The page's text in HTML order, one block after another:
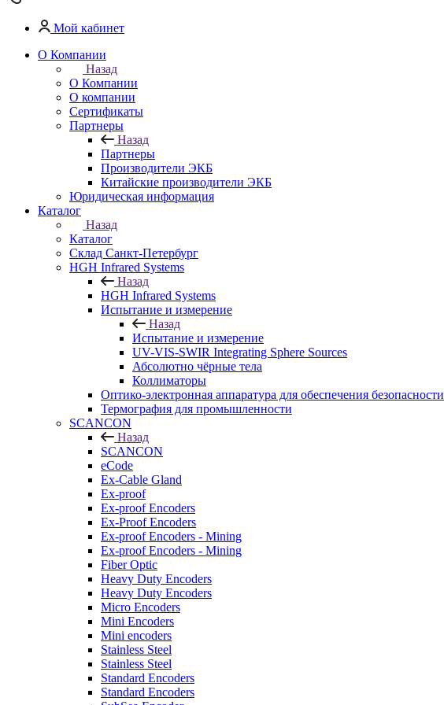
Мой кабинет
О Компании
Назад
О Компании
О компании
Сертификаты
Партнеры
Назад
Партнеры
Производители ЭКБ
Китайские производители ЭКБ
Юридическая информация
Каталог
Назад
Каталог
Cклад Санкт-Петербург
HGH Infrared Systems
Назад
HGH Infrared Systems
Испытание и измерение
Назад
Испытание и измерение
UV-VIS-SWIR Integrating Sphere Sources
Абсолютно чёрные тела
Коллиматоры
Оптико-электронная аппаратура для обеспечения безопасности
Термография для промышленности
SCANCON
Назад
SCANCON
eCode
Ex-Cable Gland
Ex-proof
Ex-proof Encoders
Ex-Proof Encoders
Ex-proof Encoders - Mining
Ex-proof Encoders - Mining
Fiber Optic
Heavy Duty Encoders
Heavy Duty Encoders
Micro Encoders
Mini Encoders
Mini encoders
Stainless Steel
Stainless Steel
Standard Encoders
Standard Encoders